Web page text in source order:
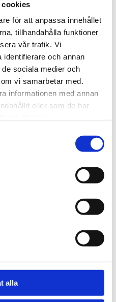
cookies
för att anpassa innehållet
tillhandahålla funktioner
vår trafik. Vi
identifierare och annan
sociala medier och
vi samarbetar med.
informationen med annan
eller som de har
alla
koll på Nordirland ligger
som ni säkert känner
kemoterapi
kemoterapi?